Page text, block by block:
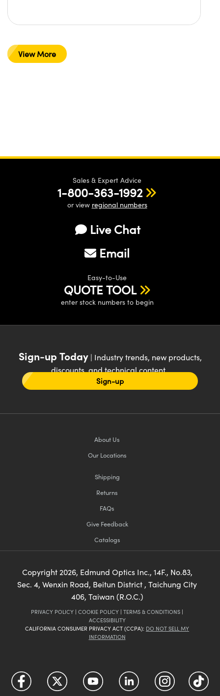
View More
Sales & Expert Advice
1-800-363-1992
or view regional numbers
Live Chat
Email
Easy-to-Use
QUOTE TOOL
enter stock numbers to begin
Sign-up Today| Industry trends, new products,
discounts, and technical content
Sign-up
About Us
Our Locations
Shipping
Returns
FAQs
Give Feedback
Catalogs
Copyright 2026, Edmund Optics Inc., 14F., No.83,
Sec. 4, Wenxin Road, Beitun District , Taichung City
406, Taiwan (R.O.C.)
PRIVACY POLICY | COOKIE POLICY | TERMS & CONDITIONS |
ACCESSIBILITY
CALIFORNIA CONSUMER PRIVACY ACT (CCPA): DO NOT SELL MY
INFORMATION